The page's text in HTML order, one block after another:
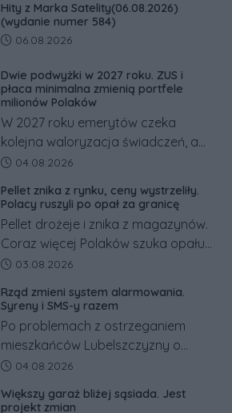
odwrócić nawet natychmiastowe
działania służb ratunkowych.
Hity z Marka Satelity(06.08.2026)
(wydanie numer 584)
Data dodania artykułu:
06.08.2026
Dwie podwyżki w 2027 roku. ZUS i
płaca minimalna zmienią portfele
milionów Polaków
W 2027 roku emerytów czeka
kolejna waloryzacja świadczeń, a
pracowników podwyżka płacy
tym zmianom zyskają.
Data dodania artykułu:
04.08.2026
Pellet znika z rynku, ceny wystrzeliły.
Polacy ruszyli po opał za granicę
Pellet drożeje i znika z magazynów.
Coraz więcej Polaków szuka opału
za granicą, gdzie bywa nawet
Co się dzieje?
Data dodania artykułu:
03.08.2026
Rząd zmieni system alarmowania.
Syreny i SMS-y razem
Po problemach z ostrzeganiem
mieszkańców Lubelszczyzny o
rosyjskim zagrożeniu rząd
alarmowych, alertów RCB i aplikacji
Data dodania artykułu:
04.08.2026
Większy garaż bliżej sąsiada. Jest
projekt zmian